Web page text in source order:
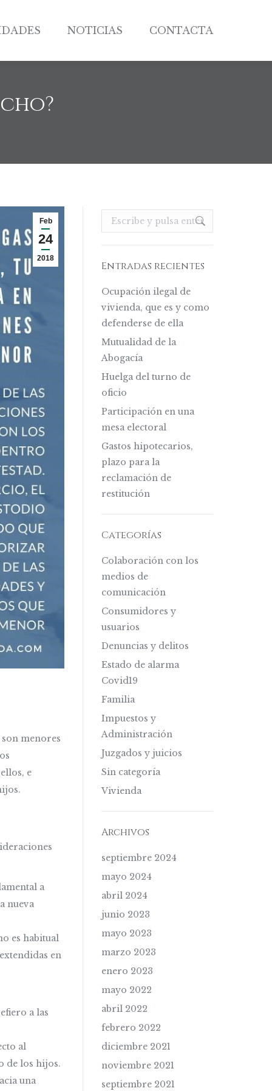
NOTICIAS CONTACTA
Feb
24
2018
menores
e
a
nueva
es habitual
en
a las
al
de los hijos.
una
Buscar:
Entradas recientes
Ocupación ilegal de
vivienda, que es y como
defenderse de ella
Mutualidad de la
Abogacía
Huelga del turno de
oficio
Participación en una
mesa electoral
Gastos hipotecarios,
plazo para la
reclamación de
restitución
Categorías
Colaboración con los
medios de
comunicación
Consumidores y
usuarios
Denuncias y delitos
Estado de alarma
Covid19
Familia
Impuestos y
Administración
Juzgados y juicios
Sin categoría
Vivienda
Archivos
septiembre 2024
mayo 2024
abril 2024
junio 2023
mayo 2023
marzo 2023
enero 2023
mayo 2022
abril 2022
febrero 2022
diciembre 2021
noviembre 2021
septiembre 2021
NOTICIAS CONTACTA